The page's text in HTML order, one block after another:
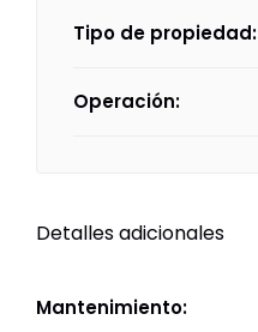
Tipo de propiedad:
Operación:
Detalles adicionales
Mantenimiento: